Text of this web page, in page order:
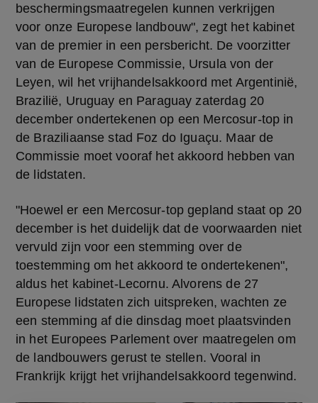
beschermingsmaatregelen kunnen verkrijgen
voor onze Europese landbouw", zegt het kabinet
van de premier in een persbericht. De voorzitter
van de Europese Commissie, Ursula von der
Leyen, wil het vrijhandelsakkoord met Argentinië,
Brazilië, Uruguay en Paraguay zaterdag 20
december ondertekenen op een Mercosur-top in
de Braziliaanse stad Foz do Iguaçu. Maar de
Commissie moet vooraf het akkoord hebben van
de lidstaten.
"Hoewel er een Mercosur-top gepland staat op 20
december is het duidelijk dat de voorwaarden niet
vervuld zijn voor een stemming over de
toestemming om het akkoord te ondertekenen",
aldus het kabinet-Lecornu. Alvorens de 27
Europese lidstaten zich uitspreken, wachten ze
een stemming af die dinsdag moet plaatsvinden
in het Europees Parlement over maatregelen om
de landbouwers gerust te stellen. Vooral in
Frankrijk krijgt het vrijhandelsakkoord tegenwind.